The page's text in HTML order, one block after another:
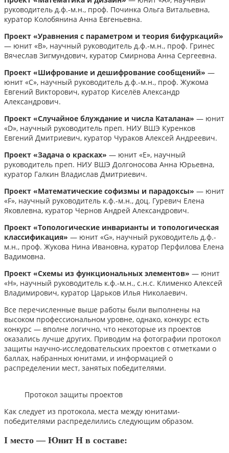
руководитель д.ф.-м.н., проф. Починка Ольга Витальевна,
куратор Колобянина Анна Евгеньевна.
Проект «Уравнения с параметром и теория бифуркаций»
— юнит «В», научный руководитель д.ф.-м.н., проф. Гринес
Вячеслав Зигмундович, куратор Смирнова Анна Сергеевна.
Проект «Шифрование и дешифрование сообщений» —
юнит «С», научный руководитель д.ф.-м.н., проф. Жужома
Евгений Викторович, куратор Киселёв Александр
Александрович.
Проект «Случайное блуждание и числа Каталана» — юнит
«D», научный руководитель преп. НИУ ВШЭ Куренков
Евгений Дмитриевич, куратор Чураков Алексей Андреевич.
Проект «Задача о красках» — юнит «Е», научный
руководитель преп. НИУ ВШЭ Долгоносова Анна Юрьевна,
куратор Галкин Владислав Дмитриевич.
Проект «Математические софизмы и парадоксы» — юнит
«F», научный руководитель к.ф.-м.н., доц. Гуревич Елена
Яковлевна, куратор Чернов Андрей Александрович.
Проект «Топологические инварианты и топологическая
классификация» — юнит «G», научный руководитель д.ф.-
м.н., проф. Жукова Нина Ивановна, куратор Перфилова Елена
Вадимовна.
Проект «Схемы из функциональных элементов» — юнит
«H», научный руководитель к.ф.-м.н., с.н.с. Клименко Алексей
Владимирович, куратор Царьков Илья Николаевич.
Все перечисленные выше работы были выполнены на
высоком профессиональном уровне, однако, конкурс есть
конкурс — вполне логично, что некоторые из проектов
оказались лучше других. Приводим на фотографии протокол
защиты научно-исследовательских проектов с отметками о
баллах, набранных юнитами, и информацией о
распределении мест, занятых победителями.
Протокол защиты проектов
Как следует из протокола, места между юнитами-
победителями распределились следующим образом.
I место — Юнит H в составе: